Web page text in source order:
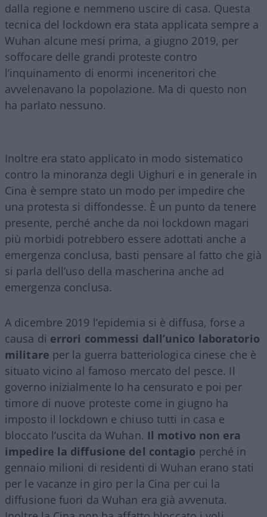
dalla regione e nemmeno uscire di casa. Questa
tecnica del lockdown era stata applicata sempre a
Wuhan alcune mesi prima, a giugno 2019, per
soffocare delle grandi proteste contro
l’inquinamento di enormi inceneritori che
avvelenavano la popolazione. Ma di questo non
ha parlato nessuno.
Inoltre era stato applicato in modo sistematico
contro la minoranza degli Uighuri e in generale in
Cina è sempre stato un modo per impedire che
una protesta si diffondesse. È un punto da tenere
presente, perché anche da noi lockdown magari
più morbidi potrebbero essere adottati anche a
emergenza conclusa, basti pensare al fatto che già
si parla dell’uso della mascherina anche ad
emergenza conclusa.
A dicembre 2019 l’epidemia si è diffusa, forse a
causa di errori commessi dall’unico laboratorio
militare per la guerra batteriologica cinese che è
situato vicino al famoso mercato del pesce. Il
governo inizialmente lo ha censurato e poi per
timore di nuove proteste come in giugno ha
imposto il lockdown e chiuso tutti in casa e
bloccato l’uscita da Wuhan. Il motivo non era
impedire la diffusione del contagio perché in
gennaio milioni di residenti di Wuhan erano stati
per le vacanze in giro per la Cina per cui la
diffusione fuori da Wuhan era già avvenuta.